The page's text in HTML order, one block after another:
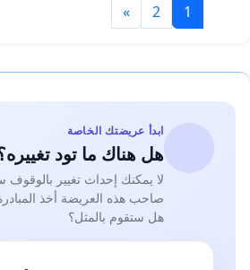
1
2
»
ابدأ عريضتك الخاصة
هل هناك ما تود
لا يمكنك إحداث تغيير بالوقوف
صاحب هذه العريضة أخذ
هل ستقوم بالمثل؟